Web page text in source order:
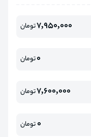
7,950,000تومان
0تومان
7,600,000تومان
0تومان